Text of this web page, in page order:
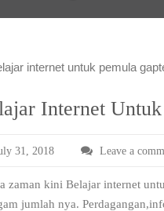
Internet Untuk
31, 2018 Leave a
zaman kini Belajar internet
jumlah nya.